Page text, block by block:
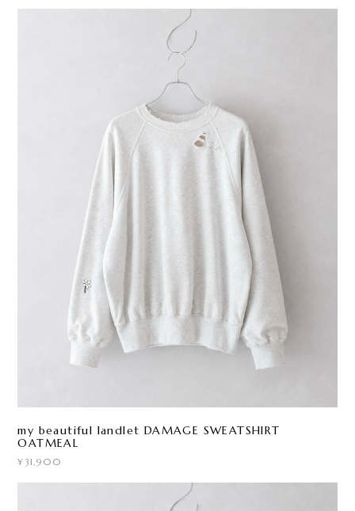
my beautiful landlet DAMAGE SWEATSHIRT
OATMEAL
¥31,900